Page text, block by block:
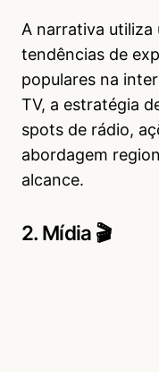
A narrativa utiliza
tendências de
populares na
TV, a estratégia
spots de rádio,
abordagem
alcance.
2. Mídia 🎬